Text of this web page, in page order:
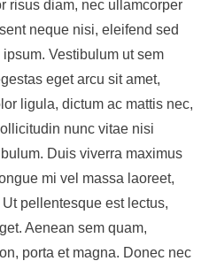
risus diam, nec ullamcorper
neque nisi, eleifend sed
Vestibulum ut sem
eget arcu sit amet,
ligula, dictum ac mattis nec,
nunc vitae nisi
Duis viverra maximus
mi vel massa laoreet,
pellentesque est lectus,
Aenean sem quam,
porta et magna. Donec nec